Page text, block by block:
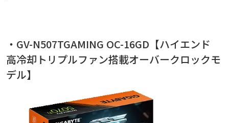
・GV-N507TGAMING OC-16GD【ハイエンド
高冷却トリプルファン搭載オーバークロックモ
デル】